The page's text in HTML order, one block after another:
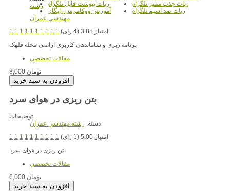
ربات جذب ممبر تلگرام
ربات پیوست فایل تلگرام
ربات ضد اسپم تلگرام
آموزش ووکامرس رایگان
رشته
مهندسي عمران
1 1 1 1 1 1 1 1 1 1
امتیاز 3.88 (4 رای)
مقالات تخصصي
8,000 تومان
بتن ریزی در هوای سرد
توضیحات
دسته: رشته مهندسي عمران
1 1 1 1 1 1 1 1 1 1
امتیاز 5.00 (1 رای)
بتن ریزی در هوای سرد
مقالات تخصصي
6,000 تومان